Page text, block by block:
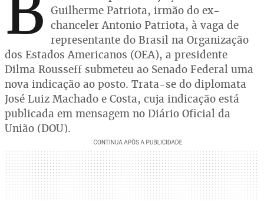
Guilherme Patriota, irmão do ex-
chanceler Antonio Patriota, à vaga de
representante do Brasil na Organização
dos Estados Americanos (OEA), a presidente
Dilma Rousseff submeteu ao Senado Federal uma
nova indicação ao posto. Trata-se do diplomata
José Luiz Machado e Costa, cuja indicação está
publicada em mensagem no Diário Oficial da
União (DOU).